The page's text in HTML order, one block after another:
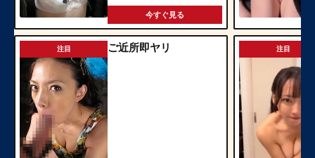
今すぐ見る
注目 ご近所即ヤリ 注目